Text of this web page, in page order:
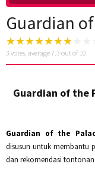
Guardian
3 votes, average7.3 out of 10
Guardian of the
Guardian of the
disusun untuk membantu
dan rekomendasi